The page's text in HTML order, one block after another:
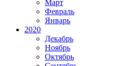
Март
Февраль
Январь
2020
Декабрь
Ноябрь
Октябрь